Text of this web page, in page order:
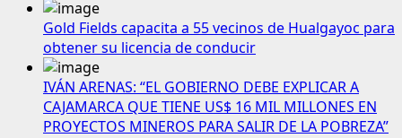
Gold Fields capacita a 55 vecinos de Hualgayoc para
obtener su licencia de conducir
IVÁN ARENAS: “EL GOBIERNO DEBE EXPLICAR A
CAJAMARCA QUE TIENE US$ 16 MIL MILLONES EN
PROYECTOS MINEROS PARA SALIR DE LA POBREZA”